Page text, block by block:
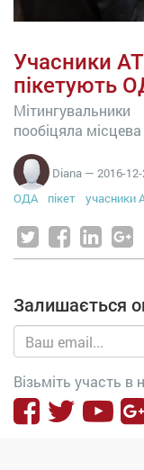
Учасники
пікетують
пообіцяла
Diana — 2016-
ОДА
пікет учасники
Залишається
Візьміть участь